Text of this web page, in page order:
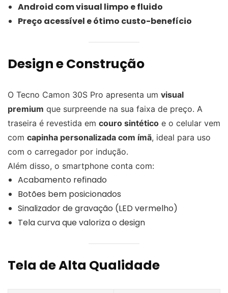
Android com visual limpo e fluido
Preço acessível e ótimo custo-benefício
Design e Construção
O Tecno Camon 30S Pro apresenta um visual
premium que surpreende na sua faixa de preço. A
traseira é revestida em couro sintético e o celular vem
com capinha personalizada com ímã, ideal para uso
com o carregador por indução.
Além disso, o smartphone conta com:
Acabamento refinado
Botões bem posicionados
Sinalizador de gravação (LED vermelho)
Tela curva que valoriza o design
Tela de Alta Qualidade